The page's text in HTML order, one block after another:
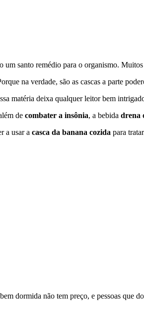
um santo remédio para o organismo.
na verdade, são as cascas a parte
matéria deixa qualquer leitor bem
de combater a insônia, a bebida drena
a usar a casca da banana cozida para
dormida não tem preço, e pessoas que